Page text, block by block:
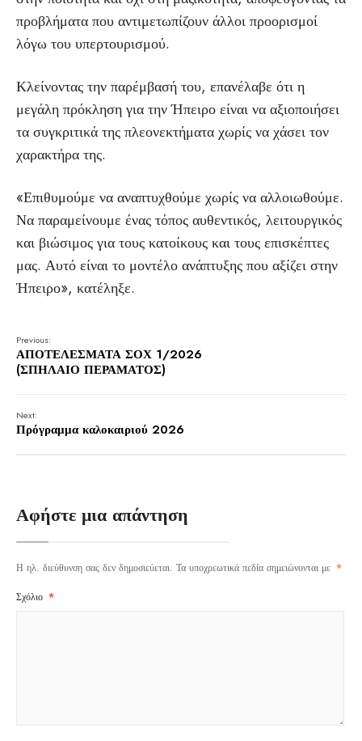
προβλήματα που αντιμετωπίζουν άλλοι προορισμοί
λόγω του υπερτουρισμού.
Κλείνοντας την παρέμβασή του, επανέλαβε ότι η
μεγάλη πρόκληση για την Ήπειρο είναι να αξιοποιήσει
τα συγκριτικά της πλεονεκτήματα χωρίς να χάσει τον
χαρακτήρα της.
«Επιθυμούμε να αναπτυχθούμε χωρίς να αλλοιωθούμε.
Να παραμείνουμε ένας τόπος αυθεντικός, λειτουργικός
και βιώσιμος για τους κατοίκους και τους επισκέπτες
μας. Αυτό είναι το μοντέλο ανάπτυξης που αξίζει στην
Ήπειρο», κατέληξε.
Previous:
ΑΠΟΤΕΛΕΣΜΑΤΑ ΣΟΧ 1/2026
(ΣΠΗΛΑΙΟ ΠΕΡΑΜΑΤΟΣ)
Next:
Πρόγραμμα καλοκαιριού 2026
Αφήστε μια απάντηση
Η ηλ. διεύθυνση σας δεν δημοσιεύεται. Τα υποχρεωτικά πεδία σημειώνονται με *
Σχόλιο *